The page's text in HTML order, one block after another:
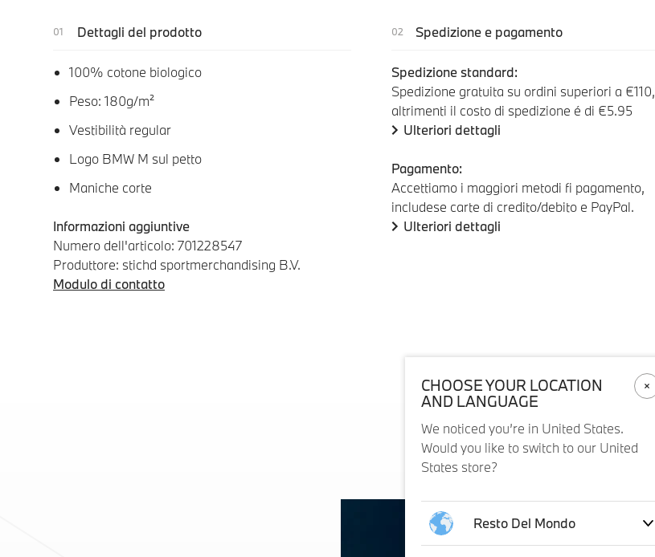
Dettagli del prodotto
100% cotone biologico
Peso: 180g/m²
Vestibilità regular
Logo BMW M sul petto
Maniche corte
Informazioni aggiuntive
Numero dell'articolo: 701228547
Produttore: stichd sportmerchandising B.V.
Modulo di contatto
Spedizione e pagamento
Spedizione standard:
Spedizione gratuita su ordini superiori a €110,
altrimenti il costo di spedizione é di €5.95
Ulteriori dettagli
Pagamento:
Accettiamo i maggiori metodi fi pagamento,
includese carte di credito/debito e PayPal.
Ulteriori dettagli
CHOOSE YOUR LOCATION
AND LANGUAGE
We noticed you’re in United States.
Would you like to switch to our United
States store?
Resto Del Mondo